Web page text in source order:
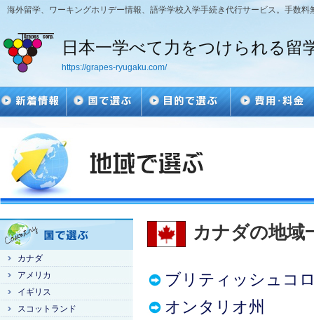
海外留学、ワーキングホリデー情報、語学学校入学手続き代行サービス。手数料
日本一学べて力をつけられる留
https://grapes-ryugaku.com/
カナダ
アメリカ
イギリス
スコットランド
カナダの地域
ブリティッシュコ
オンタリオ州